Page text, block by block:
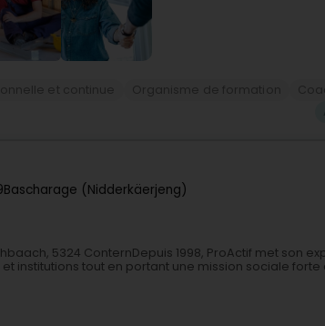
Bascharage (Nidderkäerjeng)
5324 ConternDepuis 1998, ProActif met son
institutions tout en portant une mission sociale forte